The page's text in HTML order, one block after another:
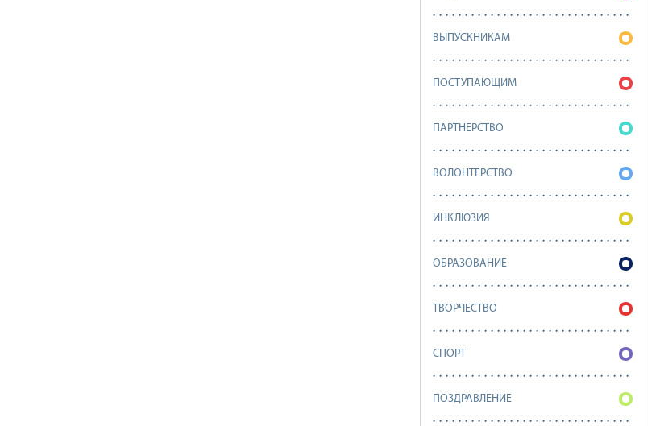
ВЫПУСКНИКАМ
ПОСТУПАЮЩИМ
ПАРТНЕРСТВО
ВОЛОНТЕРСТВО
ИНКЛЮЗИЯ
ОБРАЗОВАНИЕ
ТВОРЧЕСТВО
СПОРТ
ПОЗДРАВЛЕНИЕ